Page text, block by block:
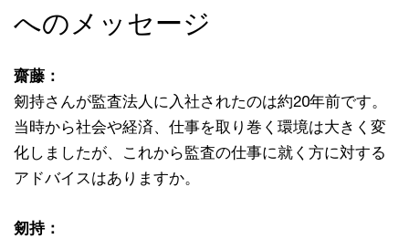
へのメッセージ
齋藤：
剱持さんが監査法人に入社されたのは約20年前です。
当時から社会や経済、仕事を取り巻く環境は大きく変
化しましたが、これから監査の仕事に就く方に対する
アドバイスはありますか。
剱持：